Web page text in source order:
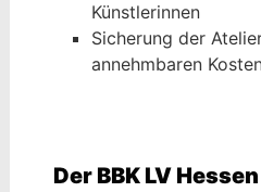
Künstlerinnen
Sicherung der
annehmbaren
Der BBK LV